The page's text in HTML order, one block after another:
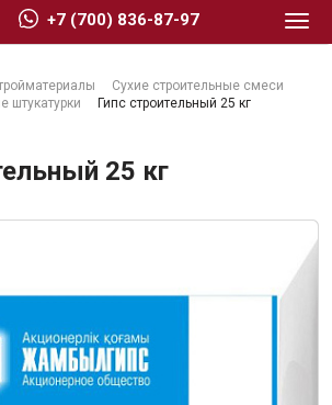
Сухие строительные смеси
штукатурки Гипс строительный 25 кг
25 кг
+7 (700) 836-87-97
материалы